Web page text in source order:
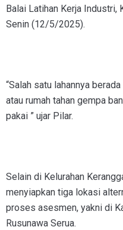
Balai Latihan Kerja Industri,
Senin (12/5/2025).
“Salah satu lahannya
atau rumah tahan gempa
pakai ” ujar Pilar.
Selain di Kelurahan
menyiapkan tiga lokasi
proses asesmen, yakni di
Rusunawa Serua.